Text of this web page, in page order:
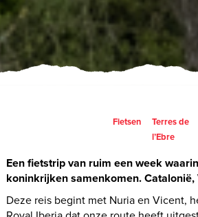
Fietsen
Terres de
l’Ebre
Een fietstrip van ruim een week
koninkrijken samenkomen.
Deze reis begint met Nuria en Vicent,